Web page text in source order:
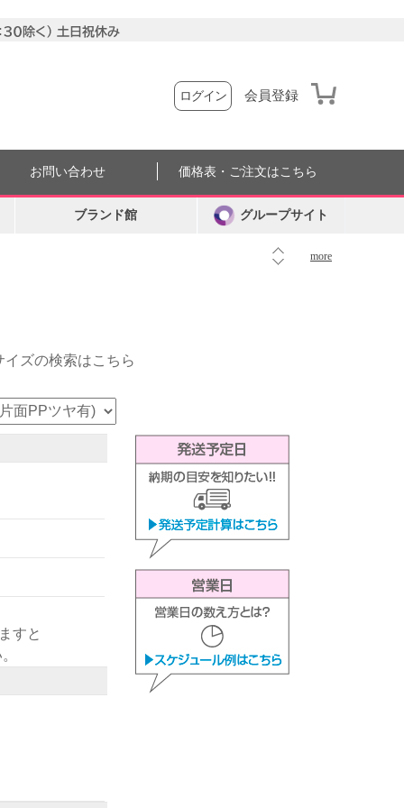
ログイン 会員登録
more
お問い合わせ 価格表・ご注文はこちら
ブランド館 グループサイト
ズの検索はこちら
すと